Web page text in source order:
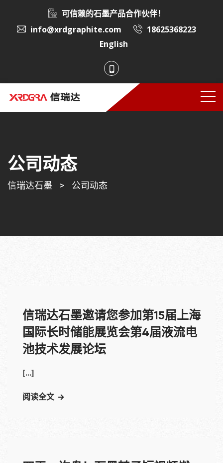
可信赖的石墨产品合作伙伴！
info@xrdgraphite.com
18625368223
English
公司动态
信瑞达石墨 > 公司动态
信瑞达石墨邀请您参加第15届上海
国际长时储能展览会第4届液流电
池技术发展论坛
[...]
阅读全文